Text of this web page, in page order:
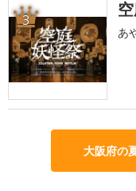
3
あ
大阪府の